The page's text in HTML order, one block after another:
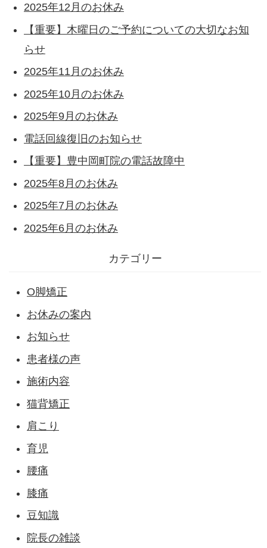
2025年12月のお休み
【重要】木曜日のご予約についての大切なお知
らせ
2025年11月のお休み
2025年10月のお休み
2025年9月のお休み
電話回線復旧のお知らせ
【重要】豊中岡町院の電話故障中
2025年8月のお休み
2025年7月のお休み
2025年6月のお休み
カテゴリー
O脚矯正
お休みの案内
お知らせ
患者様の声
施術内容
猫背矯正
肩こり
育児
腰痛
膝痛
豆知識
院長の雑談